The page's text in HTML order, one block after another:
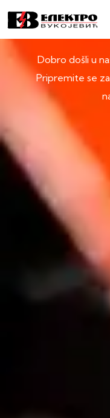
Dobro došli u
Pripremite se